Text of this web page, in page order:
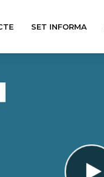
SET INFORMA